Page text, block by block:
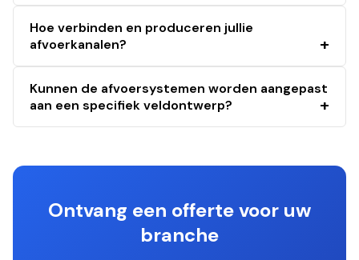
Hoe verbinden en produceren jullie
afvoerkanalen?
Kunnen de afvoersystemen worden aangepast
aan een specifiek veldontwerp?
Ontvang een offerte voor uw
branche